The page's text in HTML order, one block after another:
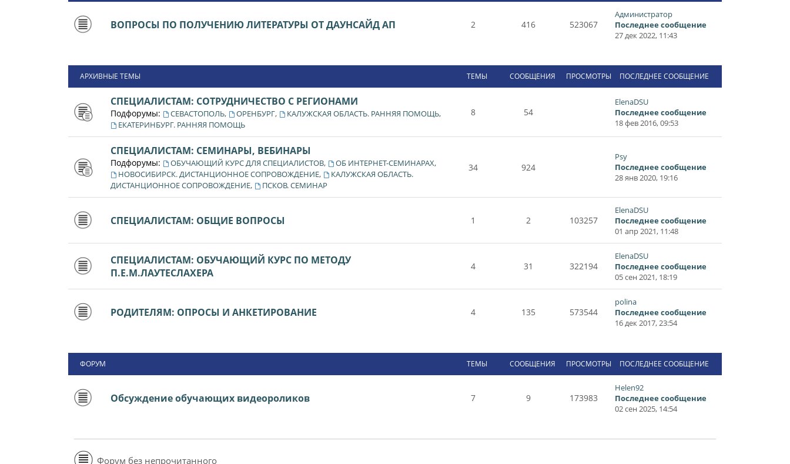
ВОПРОСЫ ПО ПОЛУЧЕНИЮ ЛИТЕРАТУРЫ ОТ ДАУНСАЙД АП 2 416 523067
Администратор
Последнее сообщение
27 дек 2022, 11:43
АРХИВНЫЕ ТЕМЫ ТЕМЫ СООБЩЕНИЯ ПРОСМОТРЫ ПОСЛЕДНЕЕ СООБЩЕНИЕ
СПЕЦИАЛИСТАМ: СОТРУДНИЧЕСТВО С РЕГИОНАМИ
Подфорумы: СЕВАСТОПОЛЬ, ОРЕНБУРГ, КАЛУЖСКАЯ ОБЛАСТЬ. РАННЯЯ ПОМОЩЬ,
ЕКАТЕРИНБУРГ. РАННЯЯ ПОМОЩЬ
8 54
ElenaDSU
Последнее сообщение
18 фев 2016, 09:53
СПЕЦИАЛИСТАМ: СЕМИНАРЫ, ВЕБИНАРЫ
Подфорумы: ОБУЧАЮЩИЙ КУРС ДЛЯ СПЕЦИАЛИСТОВ, ОБ ИНТЕРНЕТ-СЕМИНАРАХ,
НОВОСИБИРСК. ДИСТАНЦИОННОЕ СОПРОВОЖДЕНИЕ,
КАЛУЖСКАЯ ОБЛАСТЬ.
ДИСТАНЦИОННОЕ СОПРОВОЖДЕНИЕ, ПСКОВ. СЕМИНАР
34 924
Psy
Последнее сообщение
28 янв 2020, 19:16
СПЕЦИАЛИСТАМ: ОБЩИЕ ВОПРОСЫ 1 2 103257
ElenaDSU
Последнее сообщение
01 апр 2021, 11:48
СПЕЦИАЛИСТАМ: ОБУЧАЮЩИЙ КУРС ПО МЕТОДУ
П.Е.М.ЛАУТЕСЛАХЕРА
4 31 322194
ElenaDSU
Последнее сообщение
05 сен 2021, 18:19
РОДИТЕЛЯМ: ОПРОСЫ И АНКЕТИРОВАНИЕ 4 135 573544
polina
Последнее сообщение
16 дек 2017, 23:54
ФОРУМ ТЕМЫ СООБЩЕНИЯ ПРОСМОТРЫ ПОСЛЕДНЕЕ СООБЩЕНИЕ
Обсуждение обучающих видеороликов 7 9 173983
Helen92
Последнее сообщение
02 сен 2025, 14:54
Форум без непрочитанного